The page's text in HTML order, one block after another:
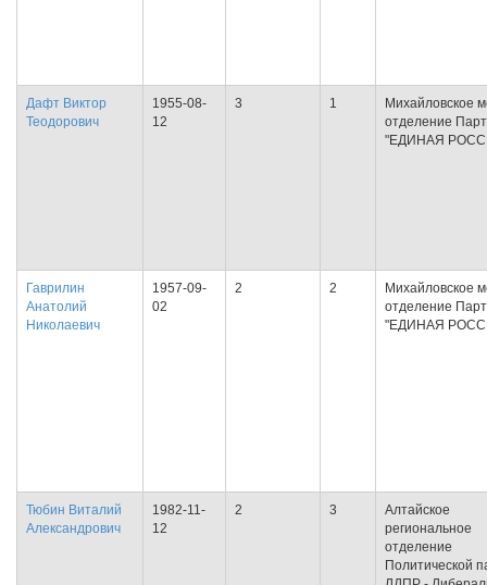
Дафт Виктор
Теодорович
1955-08-
12
3 1
Михайловское
отделение
"ЕДИНАЯ
Гаврилин
Анатолий
Николаевич
1957-09-
02
2 2
Михайловское
отделение
"ЕДИНАЯ
Тюбин Виталий
Александрович
1982-11-
12
2 3
Алтайское
региональное
отделение
Политической